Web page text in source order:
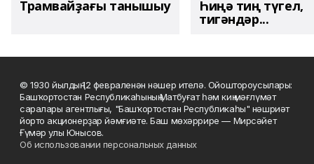
Трамвайҙағы танышыу Һиңә тиң түгел,
тигәндәр...
© 1930 йылдың 12 февраленән нәшер ителә. Ойоштороусылары:
Башҡортостан Республикаһының Матбуғат һәм киң мәғлүмәт
саралары агентлығы, "Башҡортостан Республикаһы" нәшриәт
йорто акционерҙар йәмғиәте. Баш мөхәррире — Мирсәйет
Ғүмәр улы Юнысов.
Об использовании персональных данных